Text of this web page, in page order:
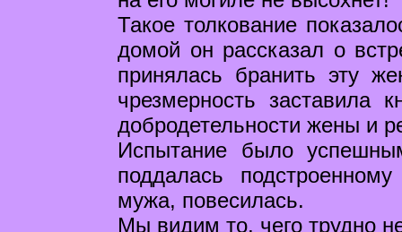
Такое толкование
домой он рассказал о
принялась бранить эту
чрезмерность заставила
добродетельности жены и
Испытание было
поддалась
мужа, повесилась.
Мы видим то, чего трудно